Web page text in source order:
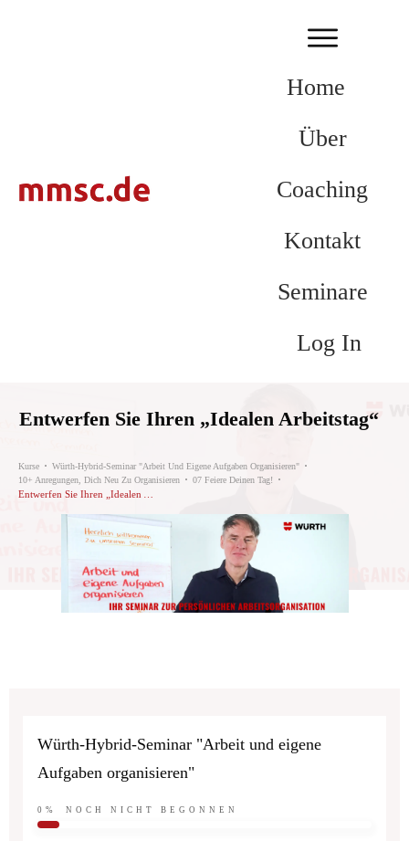
Home
Über
Coaching
Kontakt
Seminare
Log In
Entwerfen Sie Ihren „Idealen Arbeitstag“
Kurse
Würth-Hybrid-Seminar "Arbeit Und Eigene Aufgaben Organisieren"
10+ Anregungen, Dich Neu Zu Organisieren
07 Feiere Deinen Tag!
Würth-Hybrid-Seminar "Arbeit und eigene
Aufgaben organisieren"
0% NOCH NICHT BEGONNEN